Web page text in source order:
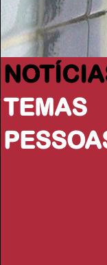
TEMAS